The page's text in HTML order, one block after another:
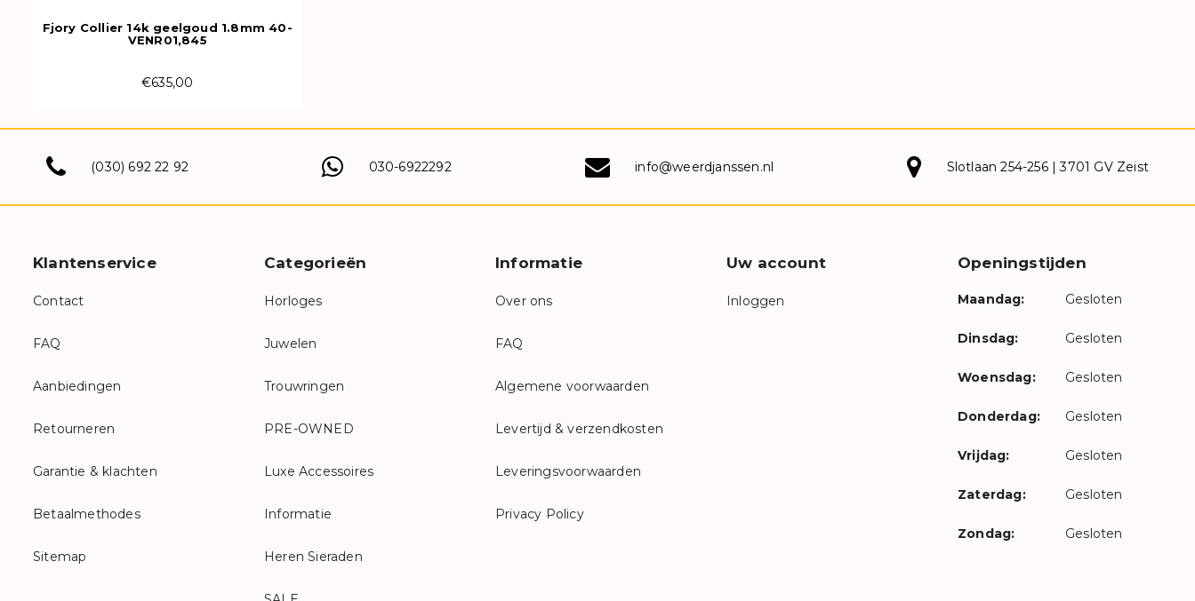
Fjory Collier 14k geelgoud 1.8mm 40-
VENR01,845
€635,00
(030) 692 22 92 030-6922292 info@weerdjanssen.nl Slotlaan 254-256 | 3701 GV Zeist
Klantenservice
Contact
FAQ
Aanbiedingen
Retourneren
Garantie & klachten
Betaalmethodes
Sitemap
Categorieën
Horloges
Juwelen
Trouwringen
PRE-OWNED
Luxe Accessoires
Informatie
Heren Sieraden
Informatie
Over ons
FAQ
Algemene voorwaarden
Levertijd & verzendkosten
Leveringsvoorwaarden
Privacy Policy
Uw account
Inloggen
Openingstijden
Maandag: Gesloten
Dinsdag: Gesloten
Woensdag: Gesloten
Donderdag: Gesloten
Vrijdag: Gesloten
Zaterdag: Gesloten
Zondag: Gesloten